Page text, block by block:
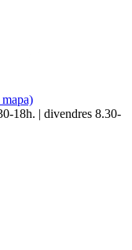
18h. | divendres 8.30-